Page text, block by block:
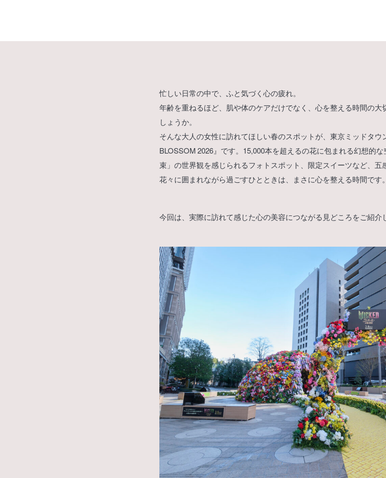
忙しい日常の中で、ふと気づく心の疲れ。
年齢を重ねるほど、肌や体のケアだけでなく、心を整える時間の
しょうか。
そんな大人の女性に訪れてほしい春のスポットが、東京ミッドタウ
BLOSSOM 2026』です。15,000本を超えるの花に包まれる幻想的
束」の世界観を感じられるフォトスポット、限定スイーツなど、五
花々に囲まれながら過ごすひとときは、まさに心を整える時間です。
今回は、実際に訪れて感じた心の美容につながる見どころをご紹介